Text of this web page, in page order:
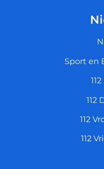
Sport en
112
112
112